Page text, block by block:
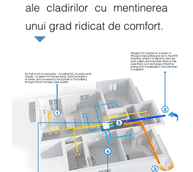
ale cladirilor cu mentinerea
unui grad ridicat de comfort.